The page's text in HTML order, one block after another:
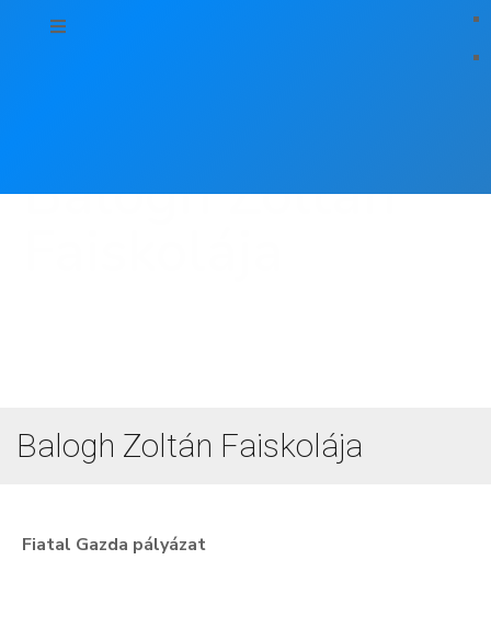
Balogh Zoltán
Balogh Zoltán Faiskolája
Fiatal Gazda pályázat